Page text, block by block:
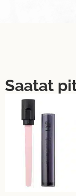
Saatat